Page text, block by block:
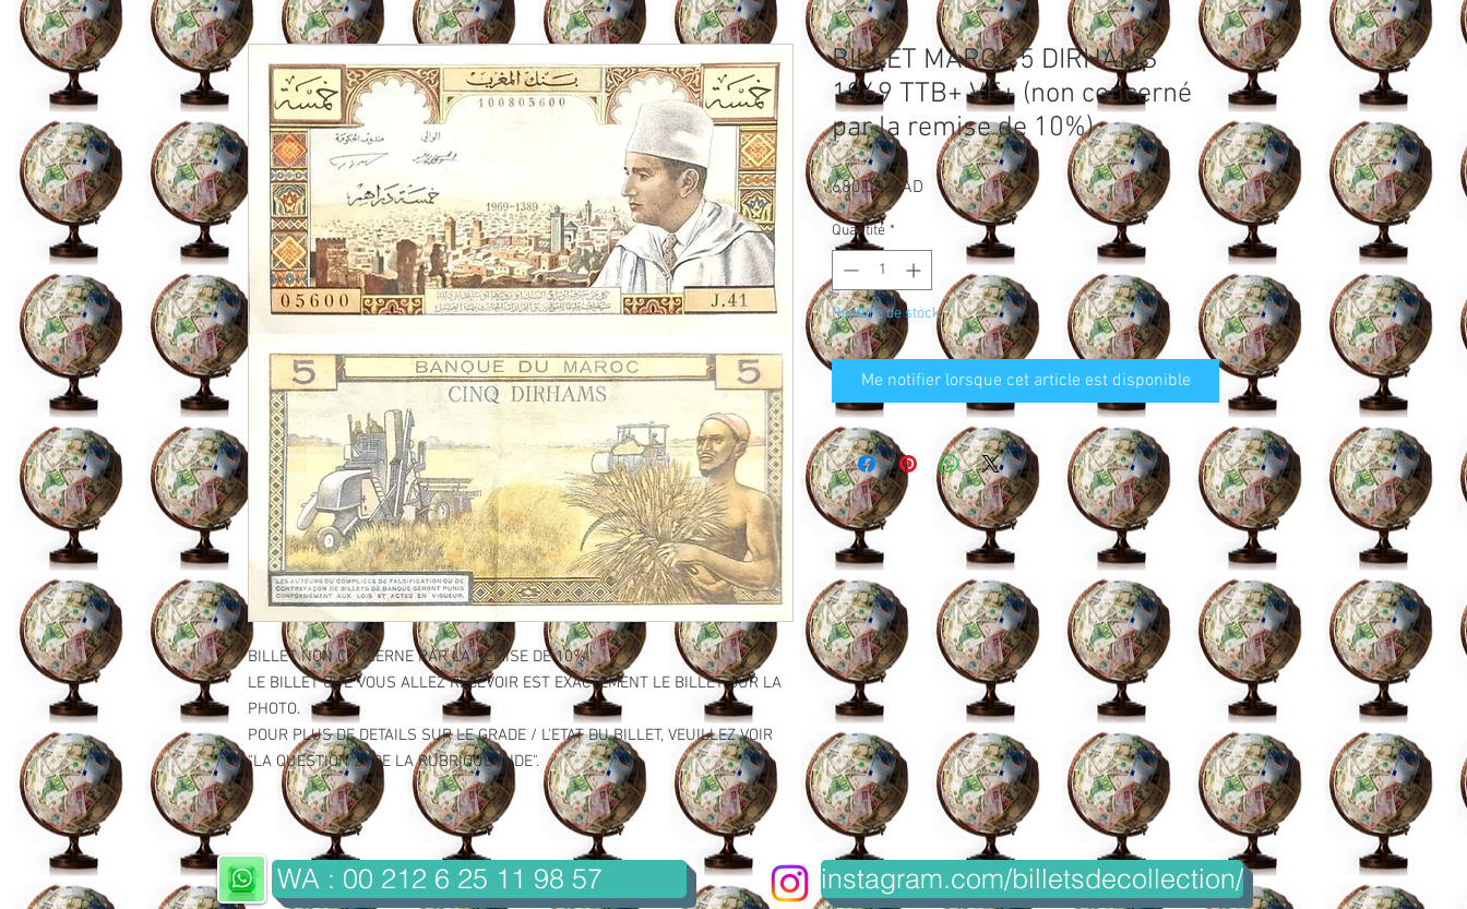
BILLET NON CONCERNE PAR LA REMISE DE 10%.
LE BILLET QUE VOUS ALLEZ RECEVOIR EST EXACTEMENT LE BILLET SUR LA
PHOTO.
POUR PLUS DE DETAILS SUR LE GRADE / L'ETAT DU BILLET, VEUILLEZ VOIR
"LA QUESTION 2" DE LA RUBRIQUE "AIDE".
BILLET MAROC 5 DIRHAMS
1969 TTB+ VF+ (non concerné
par la remise de 10%)
680,00 MAD Prix
Quantité *
Rupture de stock
Me notifier lorsque cet article est disponible
WA : 00 212 6 25 11 98 57 instagram.com/billetsdecollection/